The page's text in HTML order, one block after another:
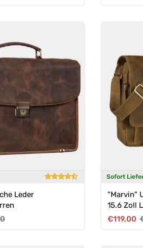
Leder
Preis
Sofort
"Marvin"
15.6 Zoll
€119,00